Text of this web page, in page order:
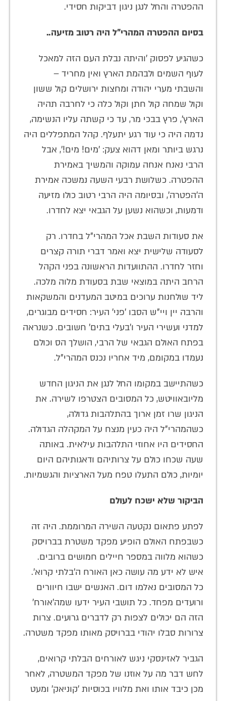
ההפטרה והחל לנגן ניגון דביקות חסידי.
בסיום ההפטרה המהרי"ל היה רטוב מזיעה..
כשהגיע לפסוק 'והיתה נבלת העם הזה למאכל
לעוף השמים ולבהמת הארץ ואין מחריד –
והשבתי מערי יהודה ומחצות ירושלים קול ששון
וקול שמחה קול חתן וקול כלה כי לחרבה תהיה
הארץ', פרץ בבכי מר, עד כי קשתה עליו הנשימה,
נדמה היה כי עוד רגע יתעלף. קהל המתפללים היה
נרגש ביותר ומאן דהוא צעק: 'מים! מים!', אבל
הרבי נאנח אנחה עמוקה והמשיך באמירת
ההפטרה. כשלושת רבעי השעה נמשכה אמירת
ה'הפטרה', ובסיומה היה הרבי רטוב כולו מזיעה
ודמעות, וכשהוא נשען על הגבאי יצא לחדרו.
את סעודות השבת אכל המהרי"ל בחדרו. רק
לסעודה שלישית יצא ואמר דברי תורה קצרים
וחזר לחדרו. ההתוועדות הראשונה בפני הקהל
הרחב היתה במוצאי שבת בסעודת מלוה מלכה.
ליד שולחנות ערוכים במיטב המעדנים והמשקאות
והרבה יין ויי"ש הסבו 'פני' העיר: חסידים מבוגרים,
למדני ועשירי העיר ו'בעלי בתים' חשובים. כשנראה
בפתח האולם הגבאי של הרבי, הושלך הס וכולם
נעמדו במקומם, מיד אחריו נכנס המהרי"ל.
כשהתיישב במקומו החל לנגן את הניגון החדש
מליובאוויטש, כל המסובים הצטרפו לשירה. את
הניגון שרו זמן ארוך בהתלהבות גדולה,
כשהמהרי"ל היה כעין מנצח על המקהלה הגדולה.
החסידים היו אחוזי התלהבות עילאית. באותה
שעה שכחו כולם על צרותיהם ודאגותיהם היום
יומיות, כולם התעלו טפח מעל הארציות והגשמיות.
הביקור שלא ישכח לעולם
לפתע פתאום נקטעה השירה המרוממת. היה זה
כשבפתח האולם הופיע מפקד משטרת בברויסק
כשהוא מלווה במספר חיילים חמושים ברובים.
איש לא ידע מה עושה כאן האורח ה'בלתי קרוא'.
כל המסובים נאלמו דום. האנשים ישבו חיוורים
ורועדים מפחד. כל תושבי העיר ידעו שמה'אורח'
הזה הם יכולים לצפות רק לדברים גרועים. צרות
צרורות סבלו יהודי בברויסק מאותו מפקד משטרה.
הגביר לאזינסקי ניגש לאורחים הבלתי קרואים,
לחש דבר מה על אוזנו של מפקד המשטרה, לאחר
מכן כיבד אותו ואת מלוויו בכוסיות 'קוניאק' ומעט